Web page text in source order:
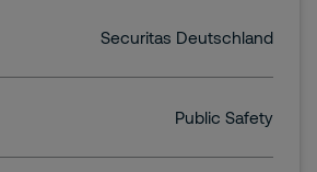
Securitas Deutschland
Public Safety